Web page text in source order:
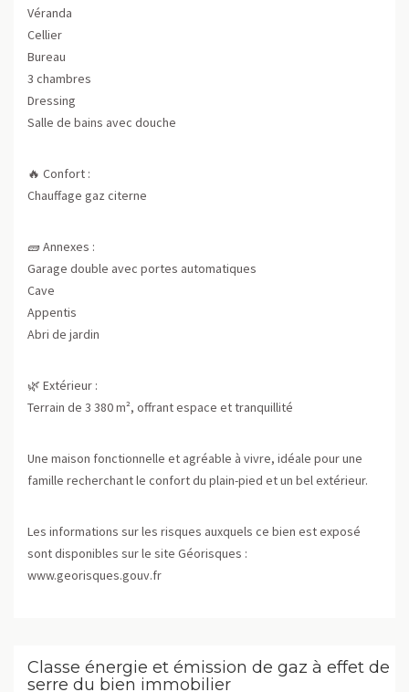
Véranda
Cellier
Bureau
3 chambres
Dressing
Salle de bains avec douche
🔥 Confort :
Chauffage gaz citerne
🧱 Annexes :
Garage double avec portes automatiques
Cave
Appentis
Abri de jardin
🌿 Extérieur :
Terrain de 3 380 m², offrant espace et tranquillité
Une maison fonctionnelle et agréable à vivre, idéale pour une
famille recherchant le confort du plain-pied et un bel extérieur.
Les informations sur les risques auxquels ce bien est exposé
sont disponibles sur le site Géorisques :
www.georisques.gouv.fr
Classe énergie et émission de gaz à effet de
serre du bien immobilier